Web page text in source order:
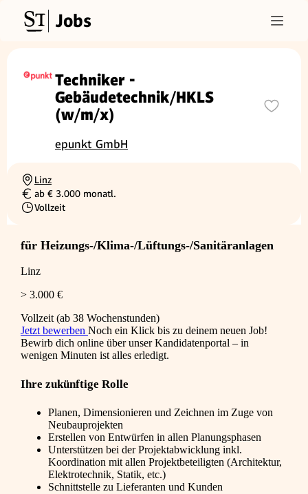
Jobs
Techniker -
Gebäudetechnik/HKLS
(w/m/x)
epunkt GmbH
Ortschaft
Linz
Gehalt
ab € 3.000 monatl.
Beschäftigungsart
Vollzeit
für Heizungs-/Klima-/Lüftungs-/Sanitäranlagen
Linz
> 3.000 €
Vollzeit (ab 38 Wochenstunden)
Jetzt bewerben Noch ein Klick bis zu deinem neuen Job!
Bewirb dich online über unser Kandidatenportal – in
wenigen Minuten ist alles erledigt.
Ihre zukünftige Rolle
Planen, Dimensionieren und Zeichnen im Zuge von
Neubauprojekten
Erstellen von Entwürfen in allen Planungsphasen
Unterstützen bei der Projektabwicklung inkl.
Koordination mit allen Projektbeteiligten (Architektur,
Elektrotechnik, Statik, etc.)
Schnittstelle zu Lieferanten und Kunden